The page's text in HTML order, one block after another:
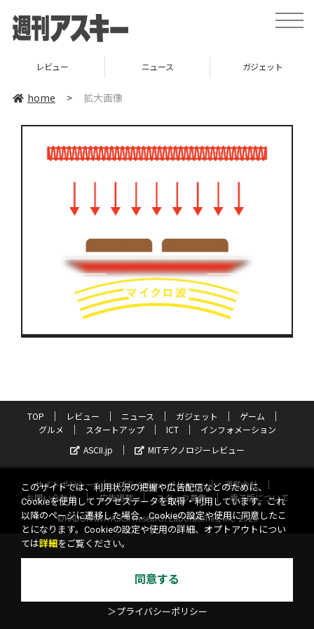
toggle
レビュー ニュース ガジェット
home > 拡大画像
TOP レビュー ニュース ガジェット
ゲーム
グルメ
スタートアップ ICT
インフォメーション
ASCII.jp
MITテクノロジーレビュー
サイトポリシー プライバシーポリシー
運営会社
お問い合わせ
広告掲載 スタッフ募集
電子版について
©KADOKAWA ASCII Research Laboratories, Inc. 2026
このサイトでは、利用状況の把握や広告配信などのために、
Cookieを使用してアクセスデータを取得・利用しています。これ
以降のページに遷移した場合、Cookieの設定や使用に同意したこ
とになります。Cookieの設定や使用の詳細、オプトアウトについ
ては詳細 をご覧ください。
同意する
＞プライバシーポリシー